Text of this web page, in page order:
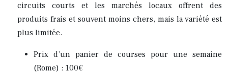
circuits courts et les marchés locaux offrent des
produits frais et souvent moins chers, mais la variété est
plus limitée.
Prix d’un panier de courses pour une semaine
(Rome) : 100€